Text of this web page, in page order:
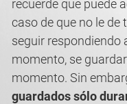
recuerde que puede
caso de que no le de
seguir respondiendo
momento, se
momento. Sin
guardados sólo